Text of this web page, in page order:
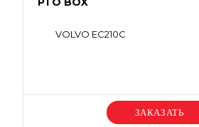
VOLVO EC210C
Уточняйте цену